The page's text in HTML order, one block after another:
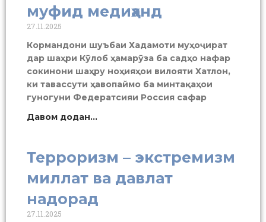
муфид медиҳанд
27.11.2025
Кормандони шуъбаи Хадамоти муҳоҷират
дар шаҳри Кӯлоб ҳамарӯза ба садҳо нафар
сокинони шаҳру ноҳияҳои вилояти Хатлон,
ки тавассути ҳавопаймо ба минтақаҳои
гуногуни Федератсияи Россия сафар
Давом додан...
Терроризм – экстремизм
миллат ва давлат
надорад
27.11.2025